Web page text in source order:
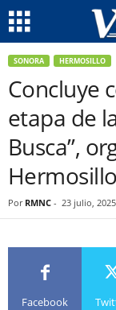
SONORA HERMOSILLO
Concluye
etapa de
Busca”,
Hermosillo
Por RMNC - 23 julio, 2025
Facebook